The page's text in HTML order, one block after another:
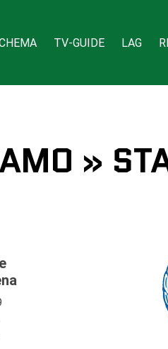
TV-GUIDE LAG
»